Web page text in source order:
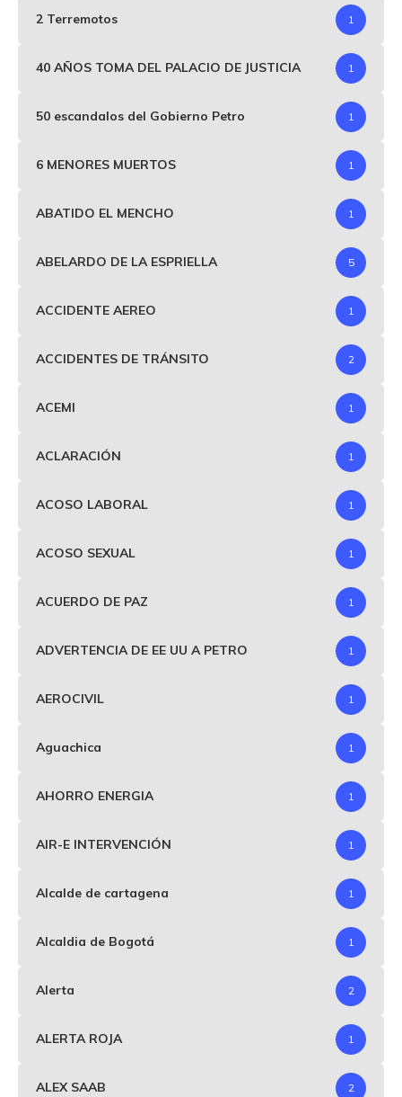
2 Terremotos 1
40 AÑOS TOMA DEL PALACIO DE JUSTICIA 1
50 escandalos del Gobierno Petro 1
6 MENORES MUERTOS 1
ABATIDO EL MENCHO 1
ABELARDO DE LA ESPRIELLA 5
ACCIDENTE AEREO 1
ACCIDENTES DE TRÁNSITO 2
ACEMI 1
ACLARACIÓN 1
ACOSO LABORAL 1
ACOSO SEXUAL 1
ACUERDO DE PAZ 1
ADVERTENCIA DE EE UU A PETRO 1
AEROCIVIL 1
Aguachica 1
AHORRO ENERGIA 1
AIR-E INTERVENCIÓN 1
Alcalde de cartagena 1
Alcaldia de Bogotá 1
Alerta 2
ALERTA ROJA 1
ALEX SAAB 2